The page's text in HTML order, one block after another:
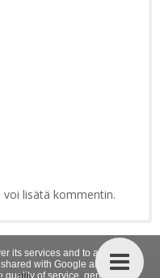
lisätä kommentin.
its services and to analyze
with Google along with
of service, generate